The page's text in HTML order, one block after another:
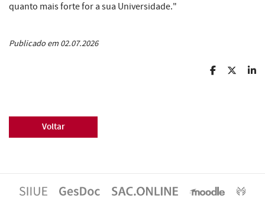
quanto mais forte for a sua Universidade."
Publicado em 02.07.2026
Voltar